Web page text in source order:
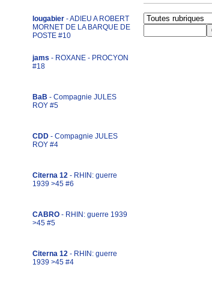
lougabier - ADIEU A ROBERT
MORNET DE LA BARQUE DE
POSTE #10
jams - ROXANE - PROCYON
#18
BaB - Compagnie JULES
ROY #5
CDD - Compagnie JULES
ROY #4
Citerna 12 - RHIN: guerre
1939 >45 #6
CABRO - RHIN: guerre 1939
>45 #5
Citerna 12 - RHIN: guerre
1939 >45 #4